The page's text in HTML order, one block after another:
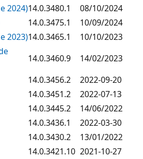
2024)14.0.3480.1
08/10/2024
14.0.3475.1
10/09/2024
2023)14.0.3465.1
10/10/2023
14.0.3460.9
14/02/2023
14.0.3456.2
2022-09-20
14.0.3451.2
2022-07-13
14.0.3445.2
14/06/2022
14.0.3436.1
2022-03-30
14.0.3430.2
13/01/2022
14.0.3421.10 2021-10-27